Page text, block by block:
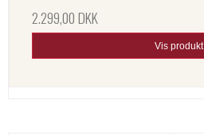
2.299,00 DKK
Vis produkt